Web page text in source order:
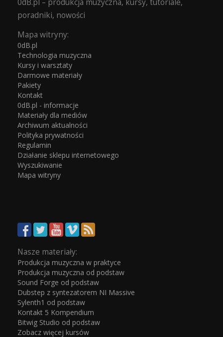
poradniki, nowości
Mapa witryny:
0dB.pl
Technologia muzyczna
Kursy i warsztaty
Darmowe materiały
Pakiety
Kontakt
0dB.pl - informacje
Materiały dla mediów
Archiwum aktualności
Polityka prywatności
Regulamin
Działanie sklepu internetowego
Wyszukiwanie
Mapa witryny
Nasze materiały:
Produkcja muzyczna w praktyce
Produkcja muzyczna od podstaw
Sound Forge od podstaw
Dubstep z syntezatorem NI Massive
Sylenth1 od podstaw
Kontakt 5 Kompendium
Bitwig Studio od podstaw
Zobacz więcej kursów